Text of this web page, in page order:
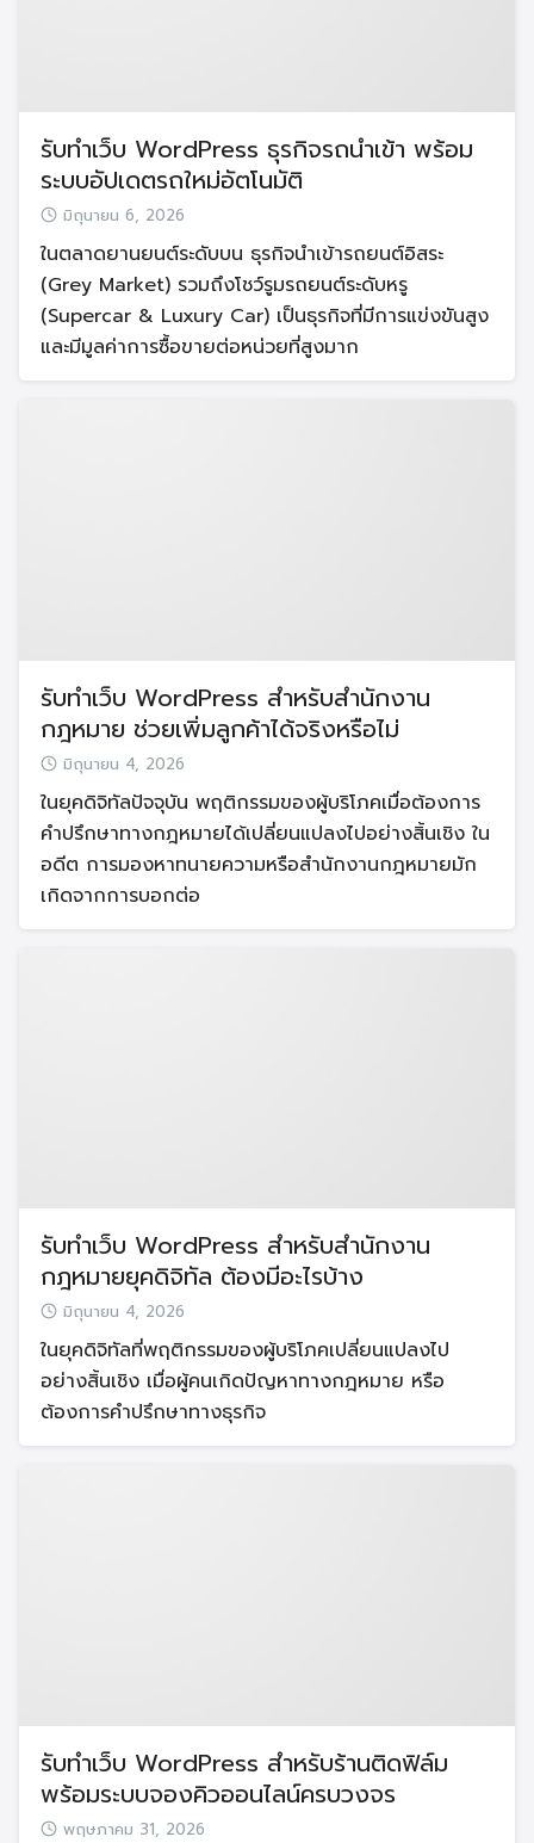
รับทำเว็บ WordPress ธุรกิจรถนำเข้า พร้อม
ระบบอัปเดตรถใหม่อัตโนมัติ
มิถุนายน 6, 2026
ในตลาดยานยนต์ระดับบน ธุรกิจนำเข้ารถยนต์อิสระ
(Grey Market) รวมถึงโชว์รูมรถยนต์ระดับหรู
(Supercar & Luxury Car) เป็นธุรกิจที่มีการแข่งขันสูง
และมีมูลค่าการซื้อขายต่อหน่วยที่สูงมาก
รับทำเว็บ WordPress สำหรับสำนักงาน
กฎหมาย ช่วยเพิ่มลูกค้าได้จริงหรือไม่
มิถุนายน 4, 2026
ในยุคดิจิทัลปัจจุบัน พฤติกรรมของผู้บริโภคเมื่อต้องการ
คำปรึกษาทางกฎหมายได้เปลี่ยนแปลงไปอย่างสิ้นเชิง ใน
อดีต การมองหาทนายความหรือสำนักงานกฎหมายมัก
เกิดจากการบอกต่อ
รับทำเว็บ WordPress สำหรับสำนักงาน
กฎหมายยุคดิจิทัล ต้องมีอะไรบ้าง
มิถุนายน 4, 2026
ในยุคดิจิทัลที่พฤติกรรมของผู้บริโภคเปลี่ยนแปลงไป
อย่างสิ้นเชิง เมื่อผู้คนเกิดปัญหาทางกฎหมาย หรือ
ต้องการคำปรึกษาทางธุรกิจ
รับทำเว็บ WordPress สำหรับร้านติดฟิล์ม
พร้อมระบบจองคิวออนไลน์ครบวงจร
พฤษภาคม 31, 2026